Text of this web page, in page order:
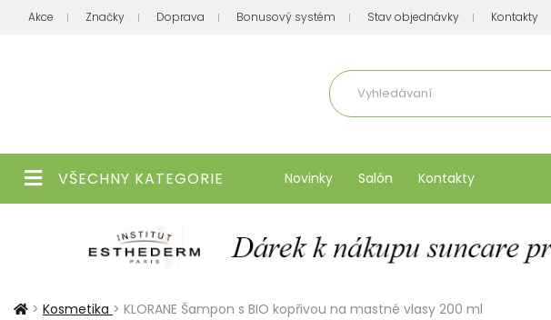
Akce Značky Doprava Bonusový systém Stav objednávky Kontakty
VŠECHNY KATEGORIE Novinky Salón Kontakty
> Kosmetika > KLORANE Šampon s BIO kopřivou na mastné vlasy 200 ml